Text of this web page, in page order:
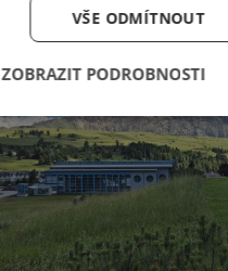
VŠE ODMÍTNOUT
ZOBRAZIT PODROBNOSTI